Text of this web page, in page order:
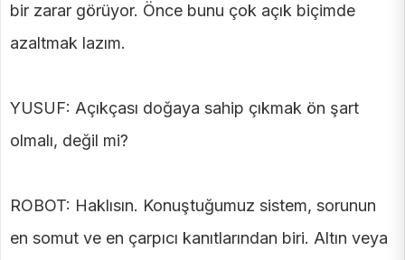
bir zarar görüyor. Önce bunu çok açık biçimde
azaltmak lazım.
YUSUF: Açıkçası doğaya sahip çıkmak ön şart
olmalı, değil mi?
ROBOT: Haklısın. Konuştuğumuz sistem, sorunun
en somut ve en çarpıcı kanıtlarından biri. Altın veya